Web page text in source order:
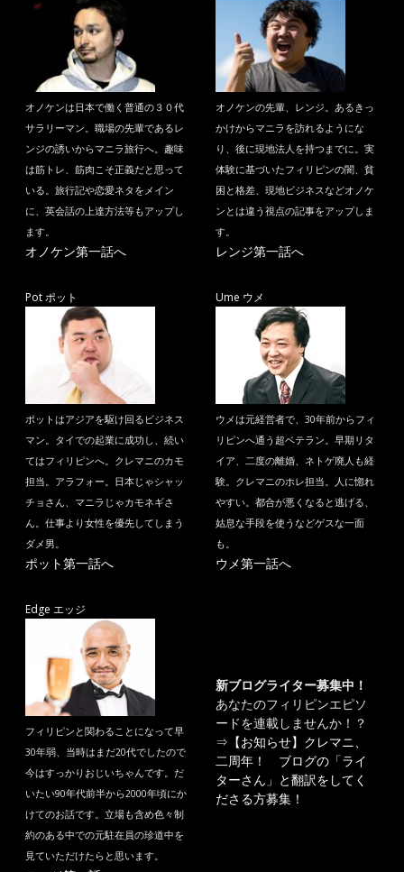
オノケンは日本で働く普通の３０代
サラリーマン。職場の先輩であるレ
ンジの誘いからマニラ旅行へ。趣味
は筋トレ、筋肉こそ正義だと思って
いる。旅行記や恋愛ネタをメイン
に、英会話の上達方法等もアップし
ます。
オノケン第一話へ
オノケンの先輩、レンジ。あるきっ
かけからマニラを訪れるようにな
り、後に現地法人を持つまでに。実
体験に基づいたフィリピンの闇、貧
困と格差、現地ビジネスなどオノケ
ンとは違う視点の記事をアップしま
す。
レンジ第一話へ
Pot ポット
ポットはアジアを駆け回るビジネス
マン。タイでの起業に成功し、続い
てはフィリピンへ。クレマニのカモ
担当。アラフォー。日本じゃシャッ
チョさん、マニラじゃカモネギさ
ん。仕事より女性を優先してしまう
ダメ男。
ポット第一話へ
Ume ウメ
ウメは元経営者で、30年前からフィ
リピンへ通う超ベテラン。早期リタ
イア、二度の離婚、ネトゲ廃人も経
験。クレマニのホレ担当。人に惚れ
やすい。都合が悪くなると逃げる、
姑息な手段を使うなどゲスな一面
も。
ウメ第一話へ
Edge エッジ
フィリピンと関わることになって早
30年弱、当時はまだ20代でしたので
今はすっかりおじいちゃんです。だ
いたい90年代前半から2000年頃にか
けてのお話です。立場も含め色々制
約のある中での元駐在員の珍道中を
見ていただけたらと思います。
新ブログライター募集中！
あなたのフィリピンエピソ
ードを連載しませんか！？
⇒ 【お知らせ】クレマニ、
二周年！ ブログの「ライ
ターさん」と翻訳をしてく
ださる方募集！